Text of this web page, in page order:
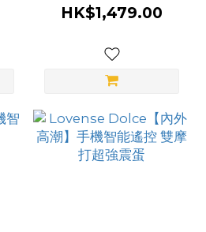
機智能遙控 超強震蛋
HK$1,479.00